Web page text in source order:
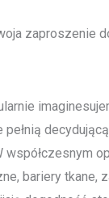
zaproszenie
współczesnym
bariery tkane,